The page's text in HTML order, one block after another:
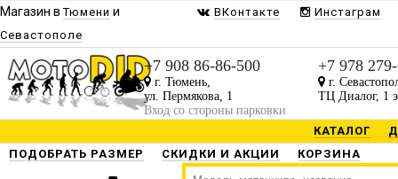
Магазин вТюмени и
Севастополе
ВКонтакте Инстаграм
+7 908 86-86-500
г. Тюмень,
ул. Пермякова, 1
Вход со стороны парковки
+7 978
г.
ТЦ Диалог, 1
КАТАЛОГ
ПОДОБРАТЬ РАЗМЕР
СКИДКИ И АКЦИИ КОРЗИНА